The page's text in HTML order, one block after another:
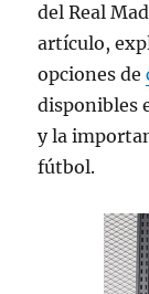
del Real
artículo,
opciones de
disponibles
y la
fútbol.